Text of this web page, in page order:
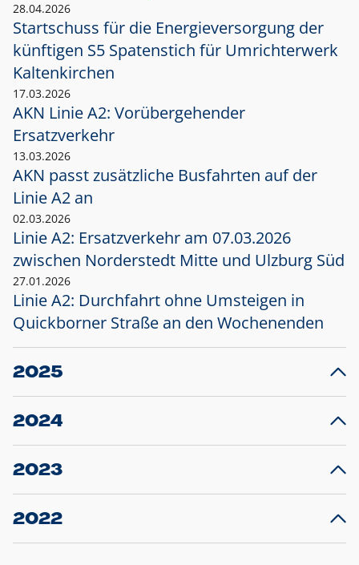
28.04.2026
Startschuss für die Energieversorgung der
künftigen S5 Spatenstich für Umrichterwerk
Kaltenkirchen
17.03.2026
AKN Linie A2: Vorübergehender
Ersatzverkehr
13.03.2026
AKN passt zusätzliche Busfahrten auf der
Linie A2 an
02.03.2026
Linie A2: Ersatzverkehr am 07.03.2026
zwischen Norderstedt Mitte und Ulzburg Süd
27.01.2026
Linie A2: Durchfahrt ohne Umsteigen in
Quickborner Straße an den Wochenenden
2025
23.12.2025
Projekt S5: Start der Bauarbeiten am
2024
10.12.2024
Großprojekt S5: Sperrung der Bahnstraße in
2023
20.12.2023
Schleswig-Holstein verlängert den
2022
22.12.2022